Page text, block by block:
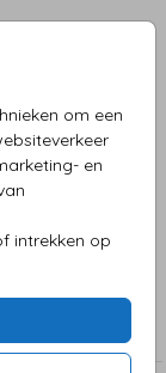
om een
en
intrekken op
vlaggetjes